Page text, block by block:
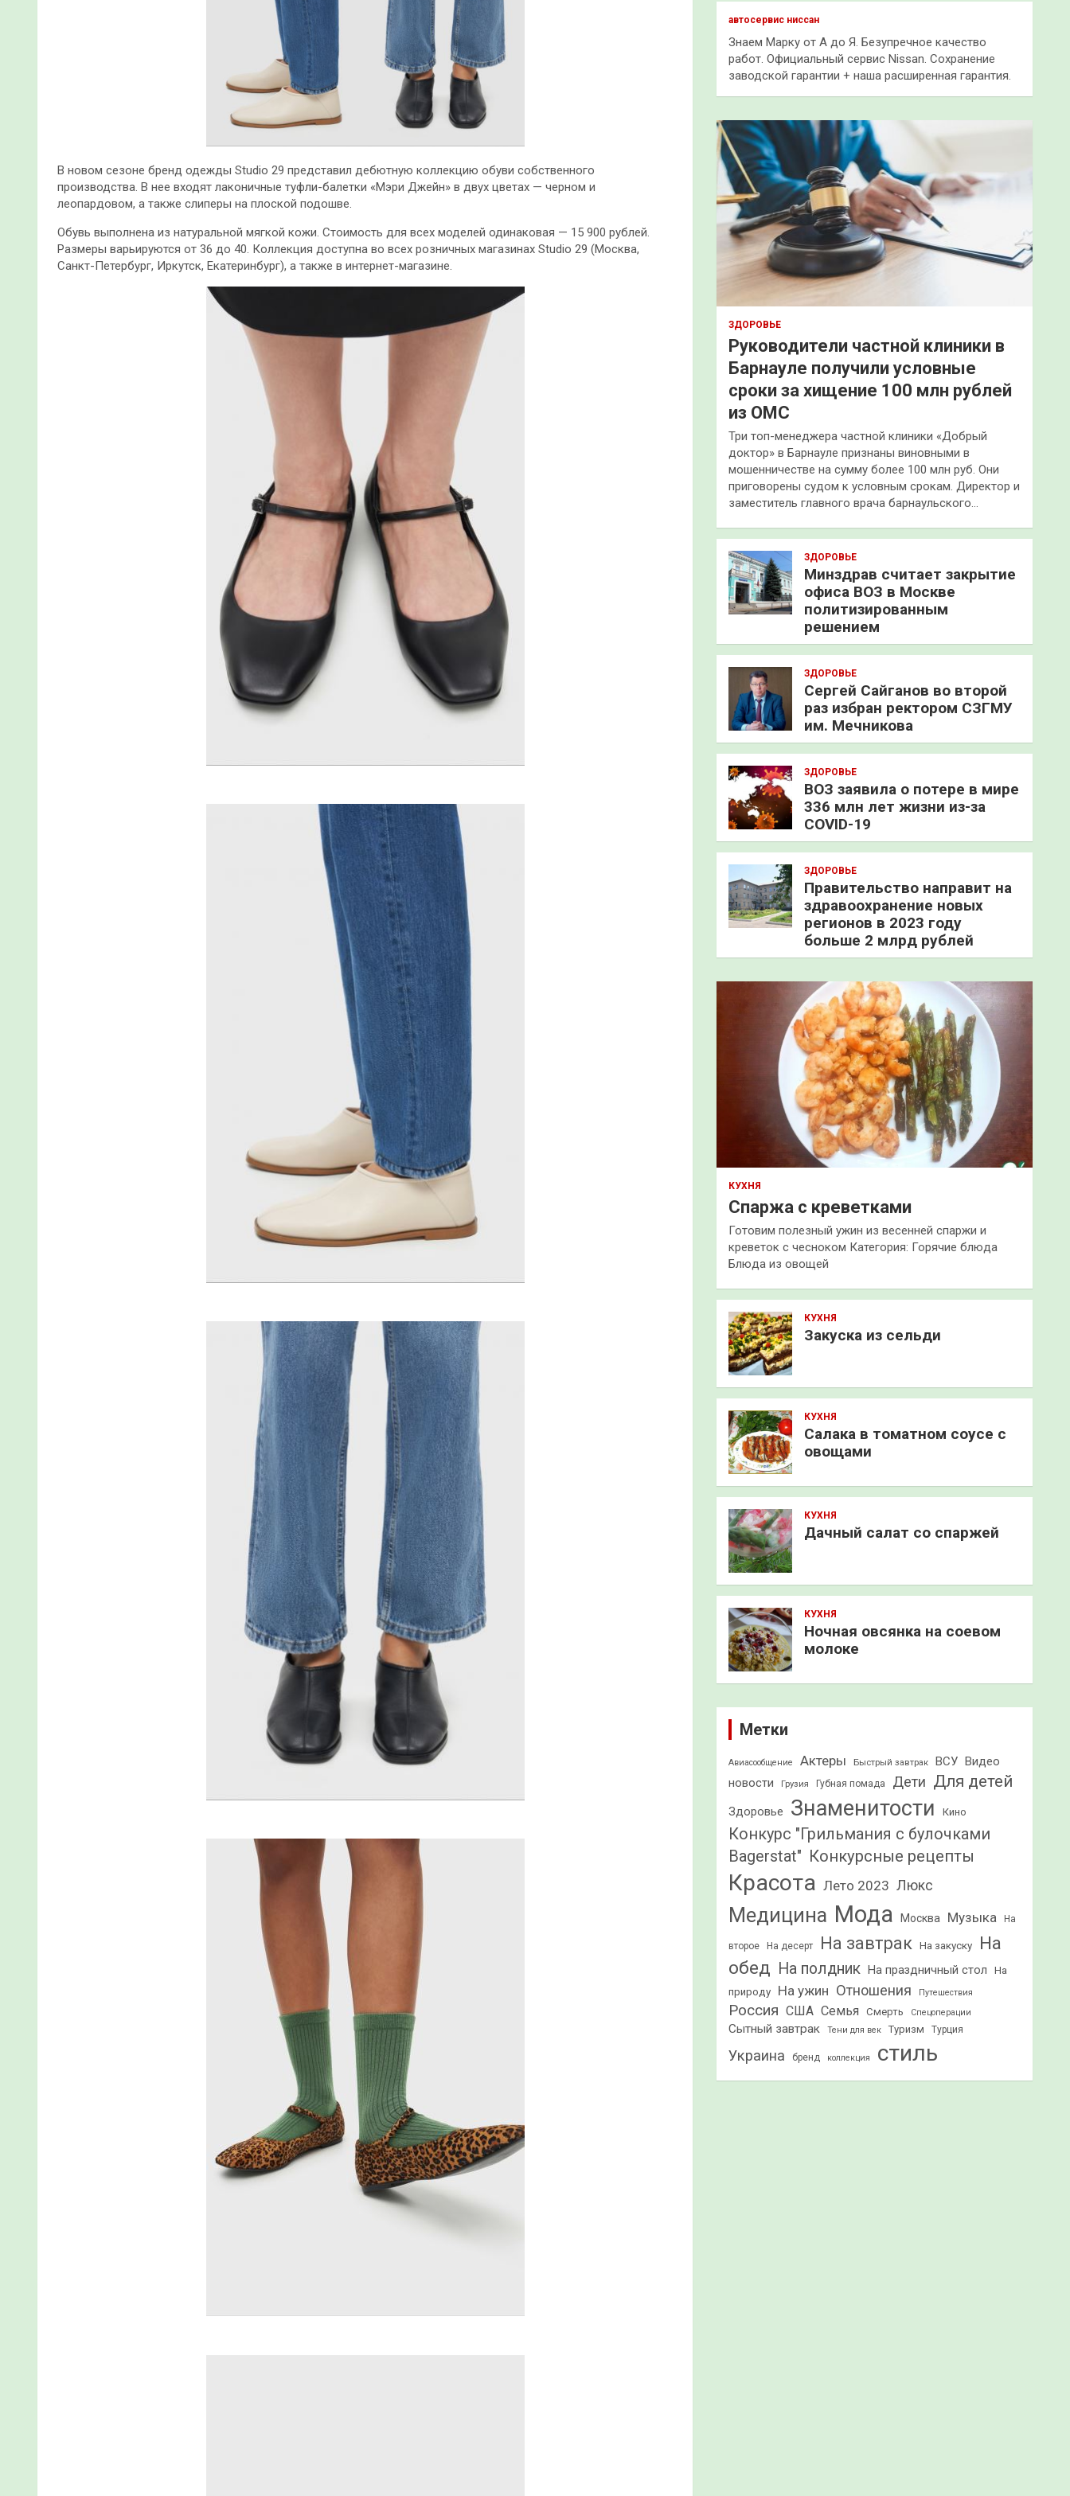
В новом сезоне бренд одежды Studio 29 представил дебютную коллекцию обуви собственного
производства. В нее входят лаконичные туфли-балетки «Мэри Джейн» в двух цветах — черном и
леопардовом, а также слиперы на плоской подошве.
Обувь выполнена из натуральной мягкой кожи. Стоимость для всех моделей одинаковая — 15 900 рублей.
Размеры варьируются от 36 до 40. Коллекция доступна во всех розничных магазинах Studio 29 (Москва,
Санкт-Петербург, Иркутск, Екатеринбург), а также в интернет-магазине.
к
автосервис ниссан
Знаем Марку от А до Я. Безупречное качество
работ. Официальный сервис Nissan. Сохранение
заводской гарантии + наша расширенная гарантия.
ЗДОРОВЬЕ
Руководители частной клиники в
Барнауле получили условные
сроки за хищение 100 млн рублей
из ОМС
Три топ-менеджера частной клиники «Добрый
доктор» в Барнауле признаны виновными в
мошенничестве на сумму более 100 млн руб. Они
приговорены судом к условным срокам. Директор и
заместитель главного врача барнаульского…
ЗДОРОВЬЕ
Минздрав считает закрытие
офиса ВОЗ в Москве
политизированным
решением
ЗДОРОВЬЕ
Сергей Сайганов во второй
раз избран ректором СЗГМУ
им. Мечникова
ЗДОРОВЬЕ
ВОЗ заявила о потере в мире
336 млн лет жизни из-за
COVID-19
ЗДОРОВЬЕ
Правительство направит на
здравоохранение новых
регионов в 2023 году
больше 2 млрд рублей
КУХНЯ
Спаржа с креветками
Готовим полезный ужин из весенней спаржи и
креветок с чесноком Категория: Горячие блюда
Блюда из овощей
КУХНЯ
Закуска из сельди
КУХНЯ
Салака в томатном соусе с
овощами
КУХНЯ
Дачный салат со спаржей
КУХНЯ
Ночная овсянка на соевом
молоке
Метки
Авиасообщение Актеры Быстрый завтрак ВСУ Видео
новости
Грузия Губная помада Дети Для детей
Здоровье Знаменитости Кино
Конкурс "Грильмания с булочками
Bagerstat" Конкурсные рецепты
Красота Лето 2023 Люкс
Медицина Мода Москва Музыка На
второе На десерт На завтрак На закуску
На
обед На полдник На праздничный стол
На
природу
На ужин Отношения Путешествия
Россия США Семья Смерть Спецоперации
Сытный завтрак Тени для век Туризм Турция
Украина бренд коллекция стиль